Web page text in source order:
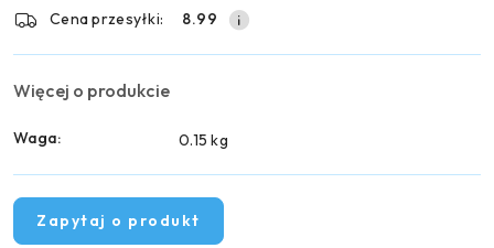
Cena przesyłki: 8.99
Więcej o produkcie
Waga: 0.15 kg
Zapytaj o produkt